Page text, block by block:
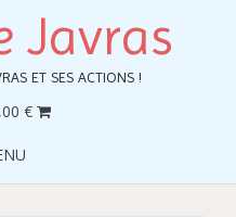
Javras
ET SES ACTIONS !
€